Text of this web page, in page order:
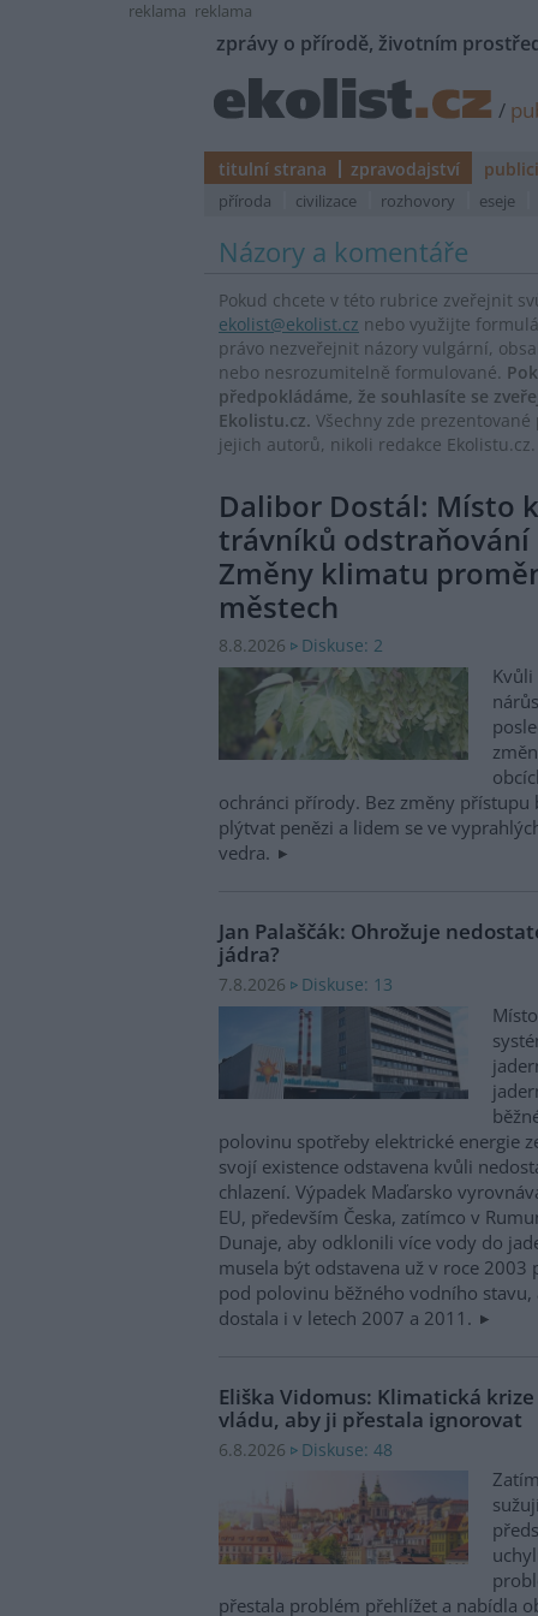
reklama reklama
zprávy o přírodě, životním
/
titulní strana zpravodajství
příroda civilizace rozhovory eseje
Názory a komentáře
Pokud chcete v této rubrice zveřejnit
ekolist@ekolist.cz nebo využijte
právo nezveřejnit názory vulgární,
nebo nesrozumitelně formulované.
předpokládáme, že souhlasíte se
Ekolistu.cz. Všechny zde
jejich autorů, nikoli redakce Ekolistu.cz.
Dalibor Dostál: Místo
trávníků odstraňování
Změny klimatu
městech
8.8.2026 Diskuse: 2
ochránci přírody. Bez změny přístupu
plýtvat penězi a lidem se ve
vedra.
Jan Palaščák: Ohrožuje
jádra?
7.8.2026 Diskuse: 13
polovinu spotřeby elektrické energie
svojí existence odstavena kvůli
chlazení. Výpadek Maďarsko
EU, především Česka, zatímco v
Dunaje, aby odklonili více vody do
musela být odstavena už v roce 2003
pod polovinu běžného vodního
dostala i v letech 2007 a 2011.
Eliška Vidomus: Klimatická
vládu, aby ji přestala ignorovat
6.8.2026 Diskuse: 48
přestala problém přehlížet a nabídla